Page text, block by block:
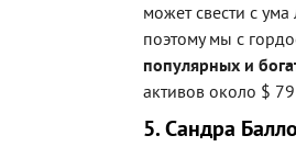
может свести с
поэтому мы с
популярных и
активов около $
5. Сандра